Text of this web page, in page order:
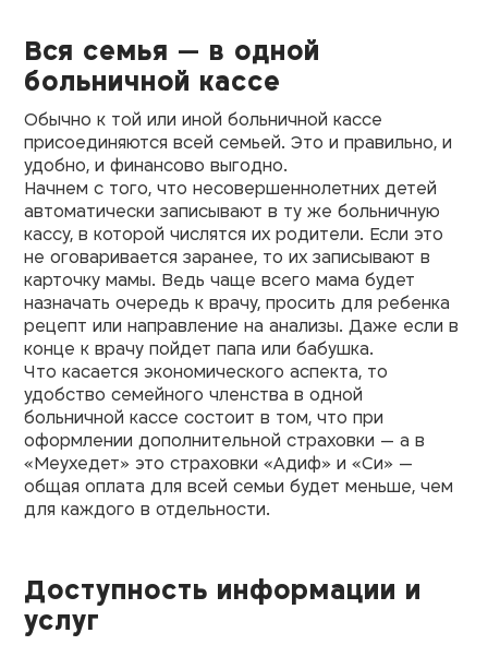
Вся семья — в одной
больничной кассе
Обычно к той или иной больничной кассе
присоединяются всей семьей. Это и правильно, и
удобно, и финансово выгодно.
Начнем с того, что несовершеннолетних детей
автоматически записывают в ту же больничную
кассу, в которой числятся их родители. Если это
не оговаривается заранее, то их записывают в
карточку мамы. Ведь чаще всего мама будет
назначать очередь к врачу, просить для ребенка
рецепт или направление на анализы. Даже если в
конце к врачу пойдет папа или бабушка.
Что касается экономического аспекта, то
удобство семейного членства в одной
больничной кассе состоит в том, что при
оформлении дополнительной страховки — а в
«Меухедет» это страховки «Адиф» и «Си» —
общая оплата для всей семьи будет меньше, чем
для каждого в отдельности.
Доступность информации и
услуг